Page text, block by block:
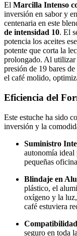
El Marcilla Intenso
inversión en sabor y
centenaria en este
de intensidad 10. El
potencia los aceites
potente que corta la
prolongado. Al utilizar
presión de 19 bares
el café molido,
Eficiencia del
Este estuche ha sido
inversión y la
Suministro
autonomía ideal
pequeñas
Blindaje en
plástico, el
oxígeno y la luz,
café estuviera
seguro en toda